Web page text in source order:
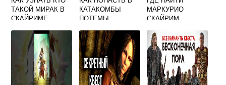
ТАКОЙ МИРАК В
СКАЙРИМЕ
КАТАКОМБЫ
ПОТЕМЫ
МАРКУРИО
СКАЙРИМ